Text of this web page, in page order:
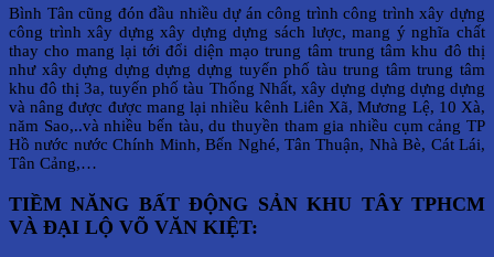
Bình Tân cũng đón đầu nhiều dự án công trình công trình xây dựng
công trình xây dựng xây dựng dựng sách lược, mang ý nghĩa chất
thay cho mang lại tới đổi diện mạo trung tâm trung tâm khu đô thị
như xây dựng dựng dựng dựng tuyến phố tàu trung tâm trung tâm
khu đô thị 3a, tuyến phố tàu Thống Nhất, xây dựng dựng dựng dựng
và nâng được được mang lại nhiều kênh Liên Xã, Mương Lệ, 10 Xà,
năm Sao,..và nhiều bến tàu, du thuyền tham gia nhiều cụm cảng TP
Hồ nước nước Chính Minh, Bến Nghé, Tân Thuận, Nhà Bè, Cát Lái,
Tân Cảng,…
TIỀM NĂNG BẤT ĐỘNG SẢN KHU TÂY TPHCM
VÀ ĐẠI LỘ VÕ VĂN KIỆT: